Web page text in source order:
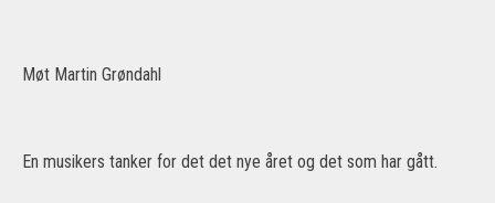
Møt Martin Grøndahl
En musikers tanker for det det nye året og det som har gått.